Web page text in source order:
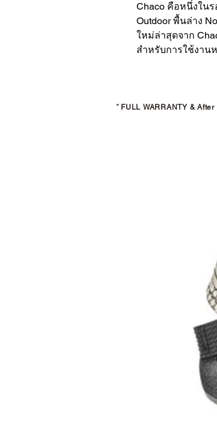
Chaco คือหนึ่งใน
Outdoor พื้นล่าง
ใหม่ล่าสุดจาก
สำหรับการใช้งาน
* FULL WARRANTY &